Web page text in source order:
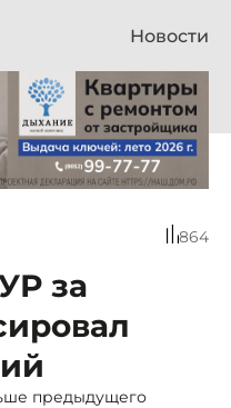
Новости
864
за
предыдущего